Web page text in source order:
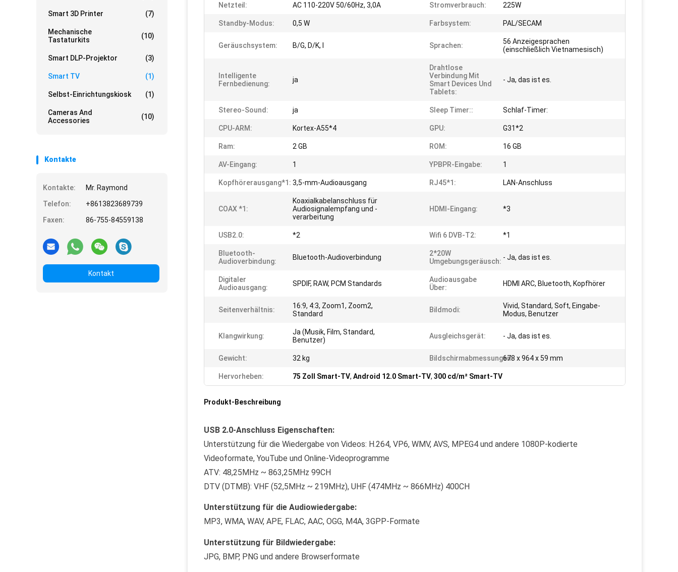
Smart 3D Printer (7)
Mechanische
Tastaturkits
(10)
Smart DLP-Projektor (3)
Smart TV (1)
Selbst-Einrichtungskiosk (1)
Cameras And
Accessories
(10)
Kontakte
Kontakte:
Mr. Raymond
Telefon:
+8613823689739
Faxen:
86-755-84559138
Kontakt
Netzteil: AC 110-220V 50/60Hz, 3,0A Stromverbrauch: 225W
Standby-Modus: 0,5 W Farbsystem: PAL/SECAM
Geräuschsystem: B/G, D/K, I Sprachen:
56 Anzeigesprachen
(einschließlich Vietnamesisch)
Intelligente
Fernbedienung:
ja
Drahtlose
Verbindung Mit
Smart Devices Und
Tablets:
- Ja, das ist es.
Stereo-Sound: ja Sleep Timer:: Schlaf-Timer:
CPU-ARM: Kortex-A55*4 GPU: G31*2
Ram: 2 GB ROM: 16 GB
AV-Eingang: 1 YPBPR-Eingabe: 1
Kopfhörerausgang*1: 3,5-mm-Audioausgang RJ45*1: LAN-Anschluss
COAX *1:
Koaxialkabelanschluss für
Audiosignalempfang und -
verarbeitung
HDMI-Eingang: *3
USB2.0: *2 Wifi 6 DVB-T2: *1
Bluetooth-
Audioverbindung:
Bluetooth-Audioverbindung
2*20W
Umgebungsgeräusch: - Ja, das ist es.
Digitaler
Audioausgang:
SPDIF, RAW, PCM Standards
Audioausgabe
Über:
HDMI ARC, Bluetooth, Kopfhörer
Seitenverhältnis:
16:9, 4:3, Zoom1, Zoom2,
Standard
Bildmodi:
Vivid, Standard, Soft, Eingabe-
Modus, Benutzer
Klangwirkung:
Ja (Musik, Film, Standard,
Benutzer)
Ausgleichsgerät: - Ja, das ist es.
Gewicht: 32 kg Bildschirmabmessungen:678 x 964 x 59 mm
Hervorheben: 75 Zoll Smart-TV, Android 12.0 Smart-TV, 300 cd/m² Smart-TV
Produkt-Beschreibung
USB 2.0-Anschluss Eigenschaften:
Unterstützung für die Wiedergabe von Videos: H.264, VP6, WMV, AVS, MPEG4 und andere 1080P-kodierte
Videoformate, YouTube und Online-Videoprogramme
ATV: 48,25MHz ~ 863,25MHz 99CH
DTV (DTMB): VHF (52,5MHz ~ 219MHz), UHF (474MHz ~ 866MHz) 400CH
Unterstützung für die Audiowiedergabe:
MP3, WMA, WAV, APE, FLAC, AAC, OGG, M4A, 3GPP-Formate
Unterstützung für Bildwiedergabe:
JPG, BMP, PNG und andere Browserformate